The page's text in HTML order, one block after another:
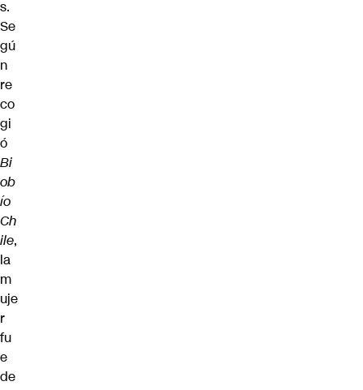
s.
Se
gú
n
re
co
gi
ó
Bi
ob
ío
Ch
ile,
la
m
uje
r
fu
e
de